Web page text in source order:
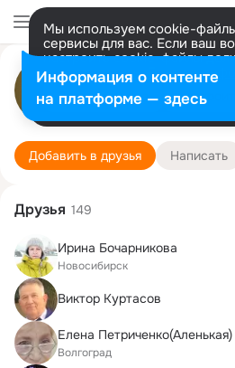
Мы используем cookie-
сервисы для вас. Если ваш
настроить cookie-файлы
представитель. Больше
Разрешить все Настроить
Аркадий
Москва 17
Подробнее
Добавить в друзья Написать
Друзья 149
Ирина Бочарникова
Новосибирск
Виктор Куртасов
Елена Петриченко(Аленькая)
Волгоград
Информация о контенте
на платформе — здесь